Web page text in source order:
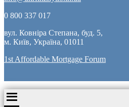
0 800 337 017
вул. Ковніра Степана, буд. 5,
м. Київ, Україна, 01011
1st Affordable Mortgage Forum